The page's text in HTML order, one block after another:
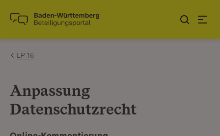
Zum Inhalt springen
Link zur Startseite
LP 16
Anpassung
Datenschutzrecht